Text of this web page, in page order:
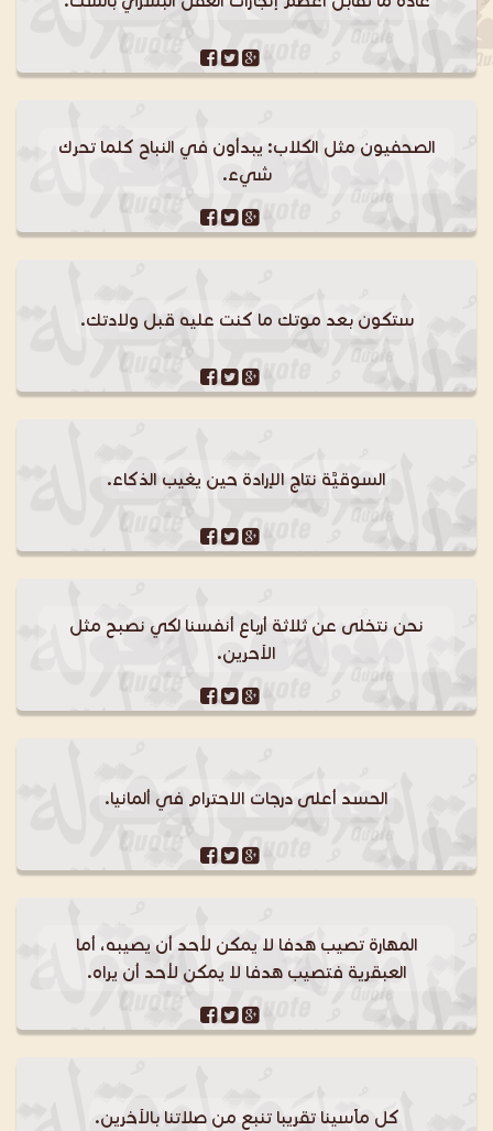
الصحفيون مثل الكلاب: يبدأون في النباح كلما تحرك
شيء.
ستكون بعد موتك ما كنت عليه قبل ولادتك.
السوقيَّة نتاج الإرادة حين يغيب الذكاء.
نحن نتخلى عن ثلاثة أرباع أنفسنا لكي نصبح مثل
الآحرين.
الحسد أعلى درجات الاحترام في ألمانيا.
المهارة تصيب هدفا لا يمكن لأحد أن يصيبه، أما
العبقرية فتصيب هدفا لا يمكن لأحد أن يراه.
كل مآسينا تقريبا تنبع من صلاتنا بالآخرين.